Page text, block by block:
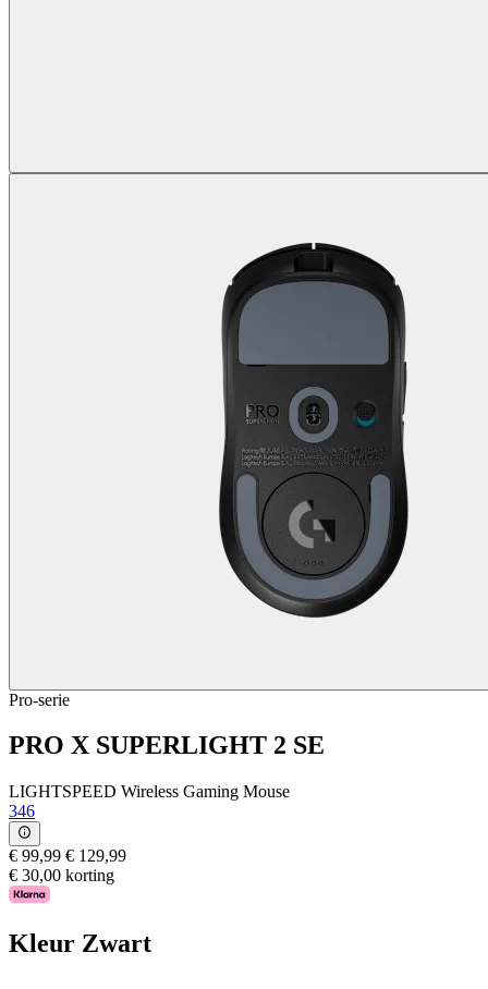
Pro-serie
PRO X SUPERLIGHT 2 SE
LIGHTSPEED Wireless Gaming Mouse
346
€ 99,99 € 129,99
€ 30,00 korting
Kleur Zwart